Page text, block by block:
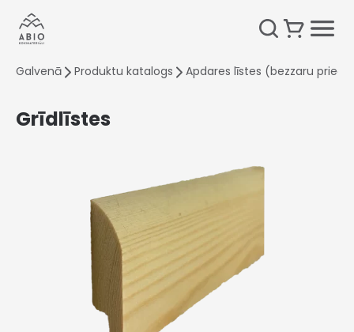
Galvenā Produktu katalogs Apdares līstes (bezzaru
Grīdlīstes